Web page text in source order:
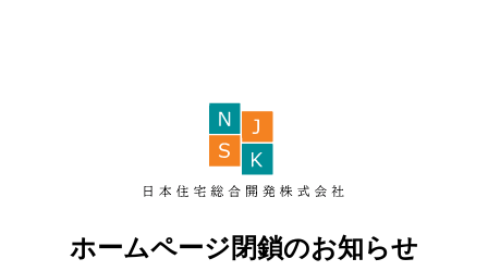
ホームページ閉鎖のお知らせ